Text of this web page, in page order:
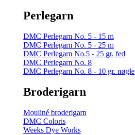
Perlegarn
DMC Perlegarn No. 5 - 15 m
DMC Perlegarn No. 5 - 25 m
DMC Perlegarn No.5 - 25 gr. fed
DMC Perlegarn No. 8
DMC Perlegarn No. 8 - 10 gr. nøgle
Broderigarn
Mouliné broderigarn
DMC Coloris
Weeks Dye Works